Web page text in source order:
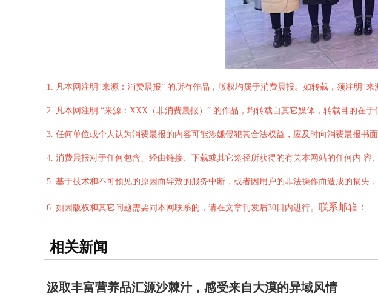
1. 凡本网注明“来源：消费晨报” 的所有作品，版权均属于消费晨报。如转载，须注明“
2. 凡本网注明 “来源：XXX（非消费晨报）” 的作品，均转载自其它媒体，转载目的在
3. 任何单位或个人认为消费晨报的内容可能涉嫌侵犯其合法权益，应及时向消费晨报书
4. 消费晨报对于任何包含、经由链接、下载或其它途径所获得的有关本网站的任何内
5. 基于技术和不可预见的原因而导致的服务中断，或者因用户的非法操作而造成的损失，
6. 如因版权和其它问题需要同本网联系的，请在文章刊发后30日内进行。 联系邮箱：
相关新闻
汲取丰富营养品汇源沙棘汁，感受来自大漠的异域风情